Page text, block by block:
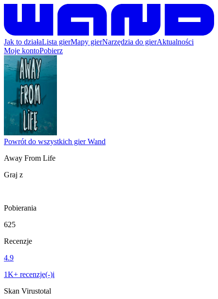
Jak to działaLista gierMapy gierNarzędzia do gierAktualności
Moje kontoPobierz
Powrót do wszystkich gier Wand
Away From Life
Graj z
Pobierania
625
Recenzje
4.9
1K+ recenzje(-)i
Skan Virustotal